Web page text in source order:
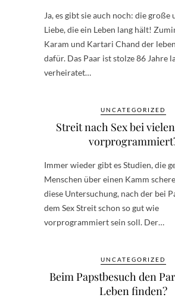
Ja, es gibt sie auch noch: die große
Liebe, die ein Leben lang hält!
Karam und Kartari Chand der
dafür. Das Paar ist stolze 86 Jahre
verheiratet…
UNCATEGORIZED
Streit nach Sex bei
Immer wieder gibt es Studien, die
Menschen über einen Kamm
diese Untersuchung, nach der bei
dem Sex Streit schon so gut wie
vorprogrammiert sein soll. Der…
UNCATEGORIZED
Beim Papstbesuch den
Leben finden?